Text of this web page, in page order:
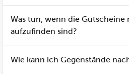
Was tun, wenn die Gutscheine
aufzufinden sind?
Wie kann ich Gegenstände